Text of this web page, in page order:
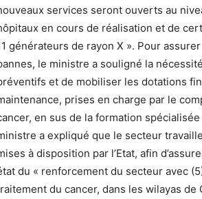
services seront ouverts au
en cours de réalisation et de
générateurs de rayon X ». Pour
le ministre a souligné la
et de mobiliser les dotations
prises en charge par le
en sus de la formation
a expliqué que le secteur
à disposition par l’Etat, afin
du « renforcement du secteur avec
du cancer, dans les wilayas